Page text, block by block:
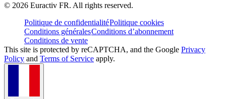
© 2026 Euractiv FR. All rights reserved.
Politique de confidentialitéPolitique cookies
Conditions généralesConditions d’abonnement
Conditions de vente
This site is protected by reCAPTCHA, and the Google Privacy
Policy and Terms of Service apply.